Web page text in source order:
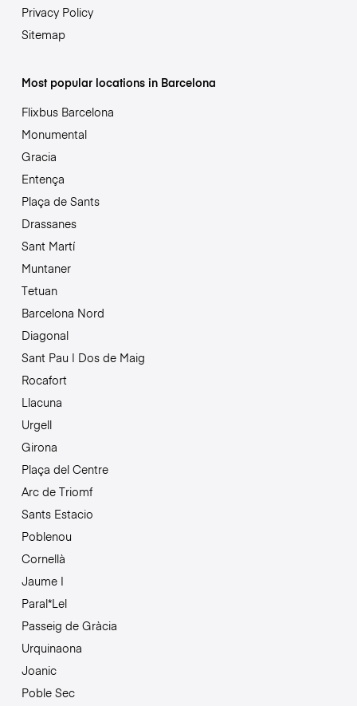
Privacy Policy
Sitemap
Most popular locations in Barcelona
Flixbus Barcelona
Monumental
Gracia
Entença
Plaça de Sants
Drassanes
Sant Martí
Muntaner
Tetuan
Barcelona Nord
Diagonal
Sant Pau | Dos de Maig
Rocafort
Llacuna
Urgell
Girona
Plaça del Centre
Arc de Triomf
Sants Estacio
Poblenou
Cornellà
Jaume I
Paral*Lel
Passeig de Gràcia
Urquinaona
Joanic
Poble Sec